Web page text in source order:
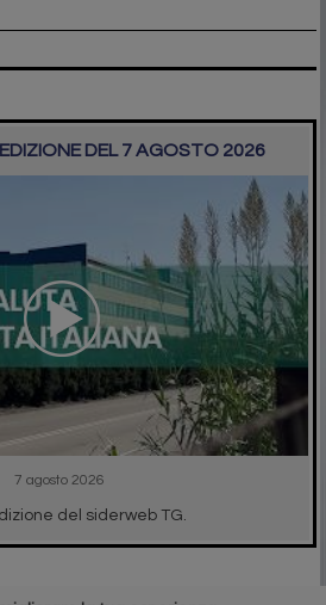
DEL 7 AGOSTO 2026
7 agosto 2026
del siderweb TG.